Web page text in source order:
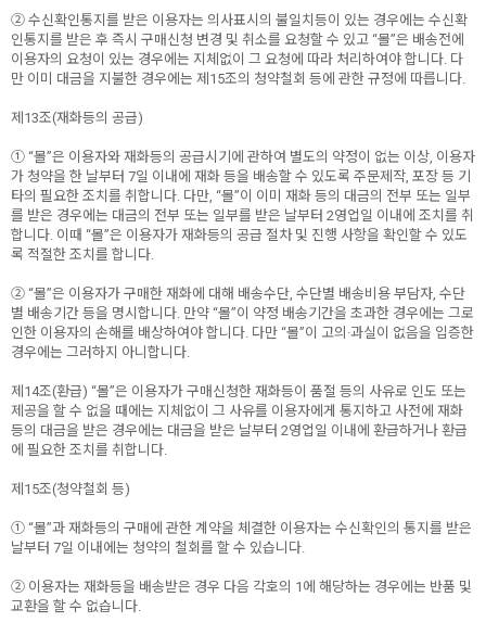
② 수신확인통지를 받은 이용자는 의사표시의 불일치등이 있는 경우에는 수신확
인통지를 받은 후 즉시 구매신청 변경 및 취소를 요청할 수 있고 “몰”은 배송전에
이용자의 요청이 있는 경우에는 지체없이 그 요청에 따라 처리하여야 합니다. 다
만 이미 대금을 지불한 경우에는 제15조의 청약철회 등에 관한 규정에 따릅니다.
제13조(재화등의 공급)
① “몰”은 이용자와 재화등의 공급시기에 관하여 별도의 약정이 없는 이상, 이용자
가 청약을 한 날부터 7일 이내에 재화 등을 배송할 수 있도록 주문제작, 포장 등 기
타의 필요한 조치를 취합니다. 다만, “몰”이 이미 재화 등의 대금의 전부 또는 일부
를 받은 경우에는 대금의 전부 또는 일부를 받은 날부터 2영업일 이내에 조치를 취
합니다. 이때 “몰”은 이용자가 재화등의 공급 절차 및 진행 사항을 확인할 수 있도
록 적절한 조치를 합니다.
② “몰”은 이용자가 구매한 재화에 대해 배송수단, 수단별 배송비용 부담자, 수단
별 배송기간 등을 명시합니다. 만약 “몰”이 약정 배송기간을 초과한 경우에는 그로
인한 이용자의 손해를 배상하여야 합니다. 다만 “몰”이 고의·과실이 없음을 입증한
경우에는 그러하지 아니합니다.
제14조(환급) “몰”은 이용자가 구매신청한 재화등이 품절 등의 사유로 인도 또는
제공을 할 수 없을 때에는 지체없이 그 사유를 이용자에게 통지하고 사전에 재화
등의 대금을 받은 경우에는 대금을 받은 날부터 2영업일 이내에 환급하거나 환급
에 필요한 조치를 취합니다.
제15조(청약철회 등)
① “몰”과 재화등의 구매에 관한 계약을 체결한 이용자는 수신확인의 통지를 받은
날부터 7일 이내에는 청약의 철회를 할 수 있습니다.
② 이용자는 재화등을 배송받은 경우 다음 각호의 1에 해당하는 경우에는 반품 및
교환을 할 수 없습니다.